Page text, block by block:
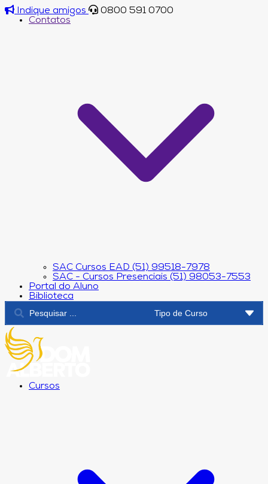
Indique amigos
0800 591 0700
Contatos
SAC Cursos EAD (51) 99518-7978
SAC - Cursos Presenciais (51) 98053-7553
Portal do Aluno
Biblioteca
Cursos